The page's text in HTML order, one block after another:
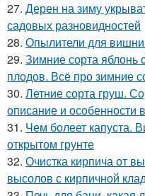
27. Дерен на зиму
садовых разновидностей
28. Опылители для
29. Зимние сорта яблонь
плодов. Всё про зимние
30. Летние сорта груш.
описание и особенности
31. Чем болеет капуста.
открытом грунте
32. Очистка кирпича от
высолов с кирпичной